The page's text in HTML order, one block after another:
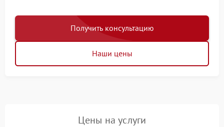
Получить консультацию
Наши цены
Цены на услуги